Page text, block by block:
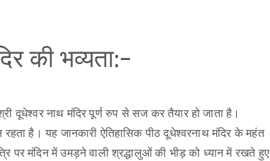
की भव्यता:-
दूधेश्वर नाथ मंदिर पूर्ण रुप से सज कर तैयार हो जाता है।
है। यह जानकारी ऐतिहासिक पीठ दूधेश्वरनाथ मंदिर के महंत
पर मंदिन में उमड़ने वाली श्रद्धालुओं की भीड़ को ध्यान में रखते हुए